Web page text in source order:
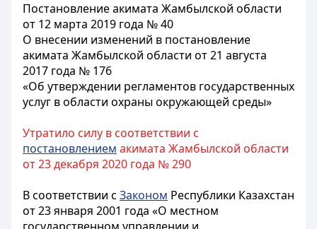
Постановление акимата Жамбылской области
от 12 марта 2019 года № 40
О внесении изменений в постановление
акимата Жамбылской области от 21 августа
2017 года № 176
«Об утверждении регламентов государственных
услуг в области охраны окружающей среды»
Утратило силу в соответствии с
постановлением акимата Жамбылской области
от 23 декабря 2020 года № 290
В соответствии с Законом Республики Казахстан
от 23 января 2001 года «О местном